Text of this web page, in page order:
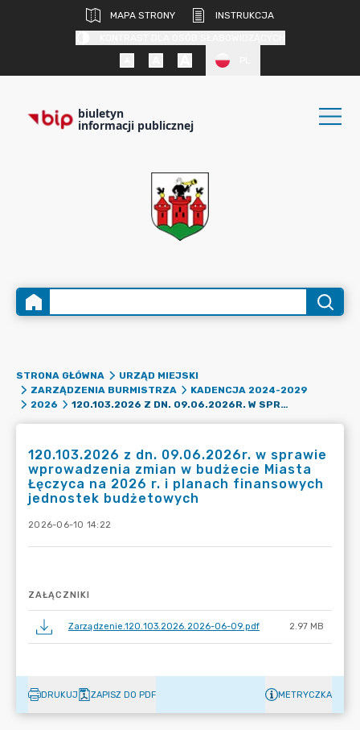
MAPA STRONY
INSTRUKCJA
biuletyn
informacji publicznej
STRONA GŁÓWNA
URZĄD MIEJSKI
ZARZĄDZENIA BURMISTRZA
KADENCJA 2024-2029
2026
120.103.2026 Z DN. 09.06.2026R. W SPRAWIE WPROWADZENIA ZMIAN W BUDŻECIE MIASTA ŁĘCZYCA NA 2026 R. I PLANACH FINANSOWYCH JEDNOSTEK BUDŻETOWYCH
120.103.2026 z dn. 09.06.2026r. w sprawie
wprowadzenia zmian w budżecie Miasta
Łęczyca na 2026 r. i planach finansowych
jednostek budżetowych
2026-06-10 14:22
ZAŁĄCZNIKI
Zarządzenie.120.103.2026.2026-06-09.pdf 2.97 MB
DRUKUJ ZAPISZ DO PDF METRYCZKA